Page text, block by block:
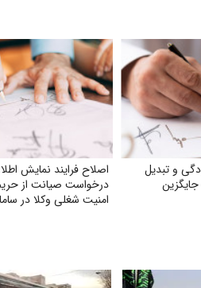
و تبدیل
اصلاح فرایند نمایش
درخواست صیانت از
امنیت شغلی وکلا در